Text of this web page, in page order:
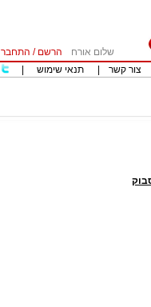
שלום אורח הרשם / התחבר
צור קשר תנאי שימוש